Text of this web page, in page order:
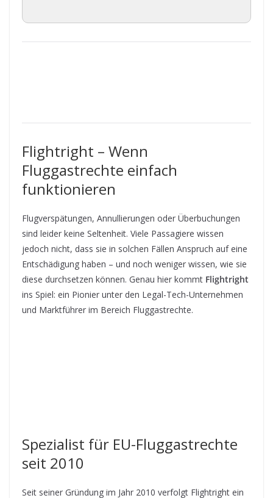
Flightright – Wenn
Fluggastrechte einfach
funktionieren
Flugverspätungen, Annullierungen oder Überbuchungen
sind leider keine Seltenheit. Viele Passagiere wissen
jedoch nicht, dass sie in solchen Fällen Anspruch auf eine
Entschädigung haben – und noch weniger wissen, wie sie
diese durchsetzen können. Genau hier kommt Flightright
ins Spiel: ein Pionier unter den Legal-Tech-Unternehmen
und Marktführer im Bereich Fluggastrechte.
Spezialist für EU-Fluggastrechte
seit 2010
Seit seiner Gründung im Jahr 2010 verfolgt Flightright ein